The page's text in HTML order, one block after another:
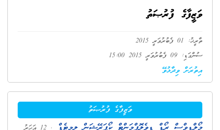
ވަޒީފާގެ ފުރުޞަތު
ތާރީޚު: 01 ފެބުރުވަރީ 2015
ސުންގަޑި: 09 ފެބުރުވަރީ 2015 15:00
އިތުރަށް ވިދާޅުވޭ
ވަޒީފާގެ ފުރުޞަތު